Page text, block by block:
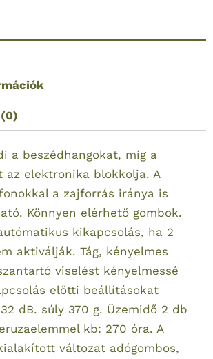
a beszédhangokat, míg a
az elektronika blokkolja. A
a zajforrás iránya is
Könnyen elérhető gombok.
kikapcsolás, ha 2
aktiválják. Tág, kényelmes
viselést kényelmessé
előtti beállításokat
dB. súly 370 g. Üzemidő 2 db
kb: 270 óra. A
változat adógombos,